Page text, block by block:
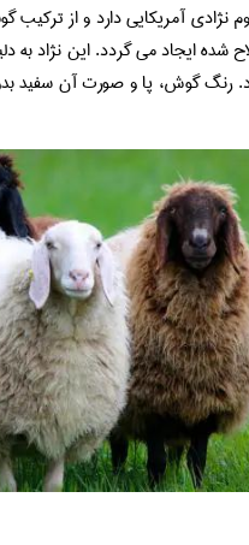
نژادی آمریکایی دارد و از ترکیب
شده ایجاد می گردد. این نژاد به
رنگ گوش، پا و صورت آن سفید